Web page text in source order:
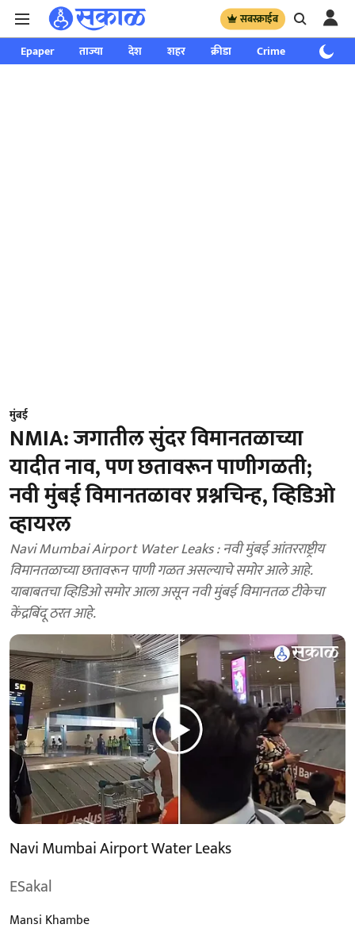
सबस्क्राईब
Epaper ताज्या देश शहर क्रीडा Crime साप्ताहिक
मुंबई
NMIA: जगातील सुंदर विमानतळाच्या
यादीत नाव, पण छतावरून पाणीगळती;
नवी मुंबई विमानतळावर प्रश्नचिन्ह, व्हिडिओ
व्हायरल
Navi Mumbai Airport Water Leaks : नवी मुंबई आंतरराष्ट्रीय
विमानतळाच्या छतावरून पाणी गळत असल्याचे समोर आले आहे.
याबाबतचा व्हिडिओ समोर आला असून नवी मुंबई विमानतळ टीकेचा
केंद्रबिंदू ठरत आहे.
Navi Mumbai Airport Water Leaks
ESakal
Mansi Khambe